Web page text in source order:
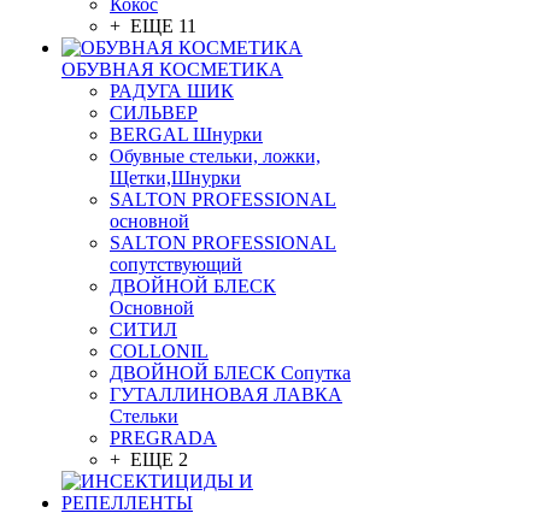
Кокос
+ ЕЩЕ 11
ОБУВНАЯ КОСМЕТИКА
РАДУГА ШИК
СИЛЬВЕР
BERGAL Шнурки
Обувные стельки, ложки,
Щетки,Шнурки
SALTON PROFESSIONAL
основной
SALTON PROFESSIONAL
сопутствующий
ДВОЙНОЙ БЛЕСК
Основной
СИТИЛ
COLLONIL
ДВОЙНОЙ БЛЕСК Сопутка
ГУТАЛЛИНОВАЯ ЛАВКА
Стельки
PREGRADA
+ ЕЩЕ 2